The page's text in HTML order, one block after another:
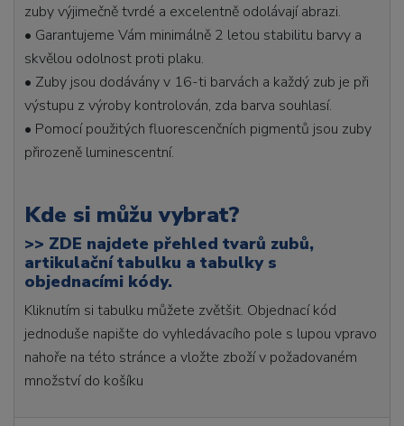
zuby výjimečně tvrdé a excelentně odolávají abrazi.
• Garantujeme Vám minimálně 2 letou stabilitu barvy a
skvělou odolnost proti plaku.
• Zuby jsou dodávány v 16-ti barvách a každý zub je při
výstupu z výroby kontrolován, zda barva souhlasí.
• Pomocí použitých fluorescenčních pigmentů jsou zuby
přirozeně luminescentní.
Kde si můžu vybrat?
>> ZDE najdete přehled tvarů zubů,
artikulační tabulku a tabulky s
objednacími kódy.
Kliknutím si tabulku můžete zvětšit. Objednací kód
jednoduše napište do vyhledávacího pole s lupou vpravo
nahoře na této stránce a vložte zboží v požadovaném
množství do košíku